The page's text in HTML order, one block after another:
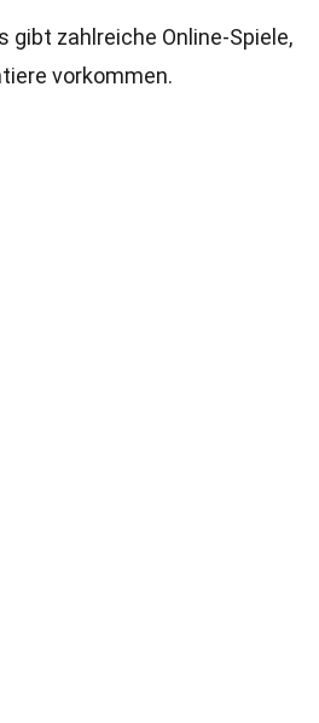
gibt zahlreiche Online-Spiele,
vorkommen.